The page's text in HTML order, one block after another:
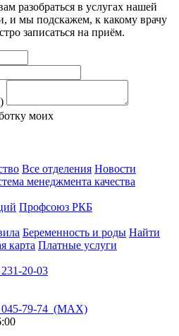
разобраться в услугах нашей
и мы подскажем, к какому врачу
записаться на приём.
моих
Все отделения Новости
менеджмента качества
Профсоюз РКБ
Беременность и роды Найти
карта Платные услуги
20-03
045-79-74 (MAX)